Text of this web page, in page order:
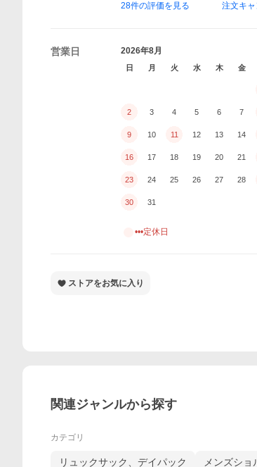
28件の評価を見る 注文キ
営業日 2026年8月
日 月 火 水 木 金
2 3 4 5 6 7
9 10 11 12 13 14
16 17 18 19 20 21
23 24 25 26 27 28
30 31
•••定休日
ストアをお気に入り
関連ジャンルから探す
カテゴリ
リュックサック、デイパック メンズシ